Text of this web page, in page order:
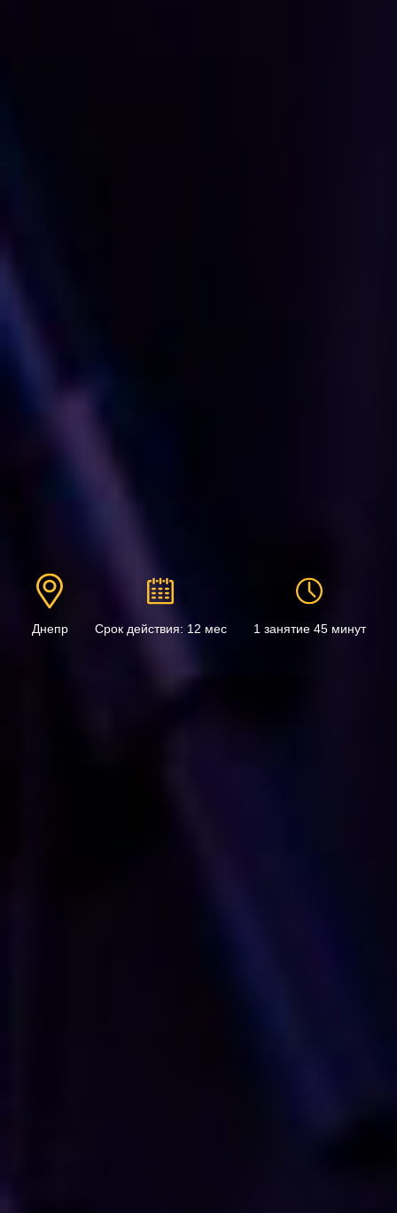
Днепр Срок действия: 12 мес 1 занятие 45 минут